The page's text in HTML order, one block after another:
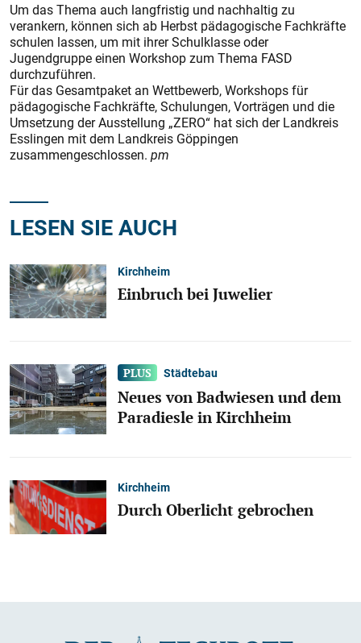
Um das Thema auch langfris­tig und nachhaltig zu
verankern, können sich ab Herbst pädagogische Fachkräfte
schulen lassen, um mit ihrer Schulklasse oder
Jugendgruppe einen Workshop zum Thema FASD
durchzuführen.
Für das Gesamtpaket an Wettbewerb, Workshops für
pädagogische Fachkräfte, Schulungen, Vorträgen und die
Umsetzung der Ausstellung „ZERO“ hat sich der Landkreis
Esslingen mit dem Landkreis Göppingen
zusammengeschlossen. pm
LESEN SIE AUCH
Kirchheim
Einbruch bei Juwelier
Städtebau
Neues von Badwiesen und dem
Paradiesle in Kirchheim
Kirchheim
Durch Oberlicht gebrochen